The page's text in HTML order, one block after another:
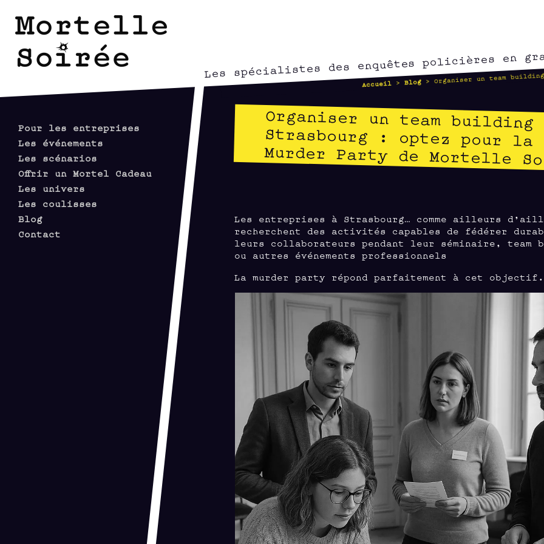
Les spécialistes des enquêtes policières en
Accueil >Blog> Organiser un team
Organiser un team building
Strasbourg : optez pour
Murder Party de Mortelle
Les entreprises à Strasbourg… comme ailleurs
recherchent des activités capables de fédérer
leurs collaborateurs pendant leur séminaire, team
ou autres événements professionnels
La murder party répond parfaitement à cet objectif.
Pour les entreprises
Les événements
Les scénarios
Offrir un Mortel Cadeau
Les univers
Les coulisses
Blog
Contact